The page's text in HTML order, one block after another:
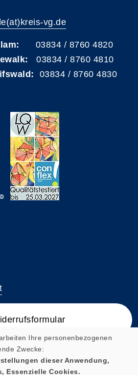
vg.de
03834 / 8760 4820
03834 / 8760 4810
03834 / 8760 4830
Ihre personenbezogenen
Zwecke:
dieser Anwendung,
Essenzielle Cookies.